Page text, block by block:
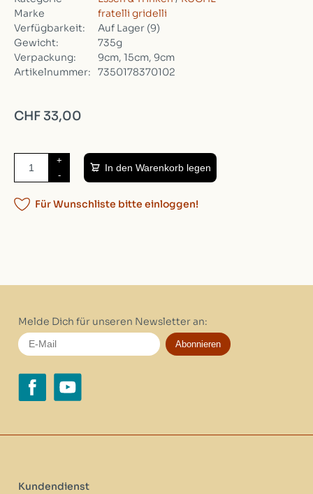
Marke
fratelli gridelli
Verfügbarkeit:
Auf Lager (9)
Gewicht:
735g
Verpackung:
9cm, 15cm, 9cm
Artikelnummer:
7350178370102
CHF 33,00
+
-
In den Warenkorb legen
Für Wunschliste bitte einloggen!
Melde Dich für unseren Newsletter an:
Abonnieren
Kundendienst